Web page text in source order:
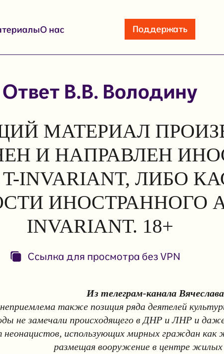
О нас Поддержать
Ответ В.В. Володину
МАТЕРИАЛ
И НАПРАВЛЕН
INVARIANT, ЛИБО
ИНОСТРАННОГО
INVARIANT. 18+
Ссылка для просмотра без VPN
Из телеграм-канала
также позиция ряда деятелей
не замечали происходящего в ДНР и ЛНР и даже
использующих мирных граждан как
размещая вооружение в центре жилых